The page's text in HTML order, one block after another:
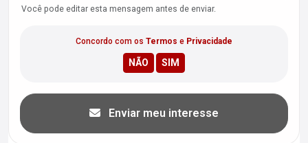
Você pode editar esta mensagem antes de enviar.
Concordo com os Termos e Privacidade
Enviar meu interesse